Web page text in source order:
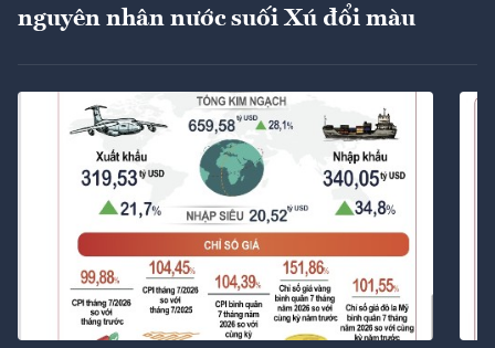
nguyên nhân nước suối Xú đổi màu